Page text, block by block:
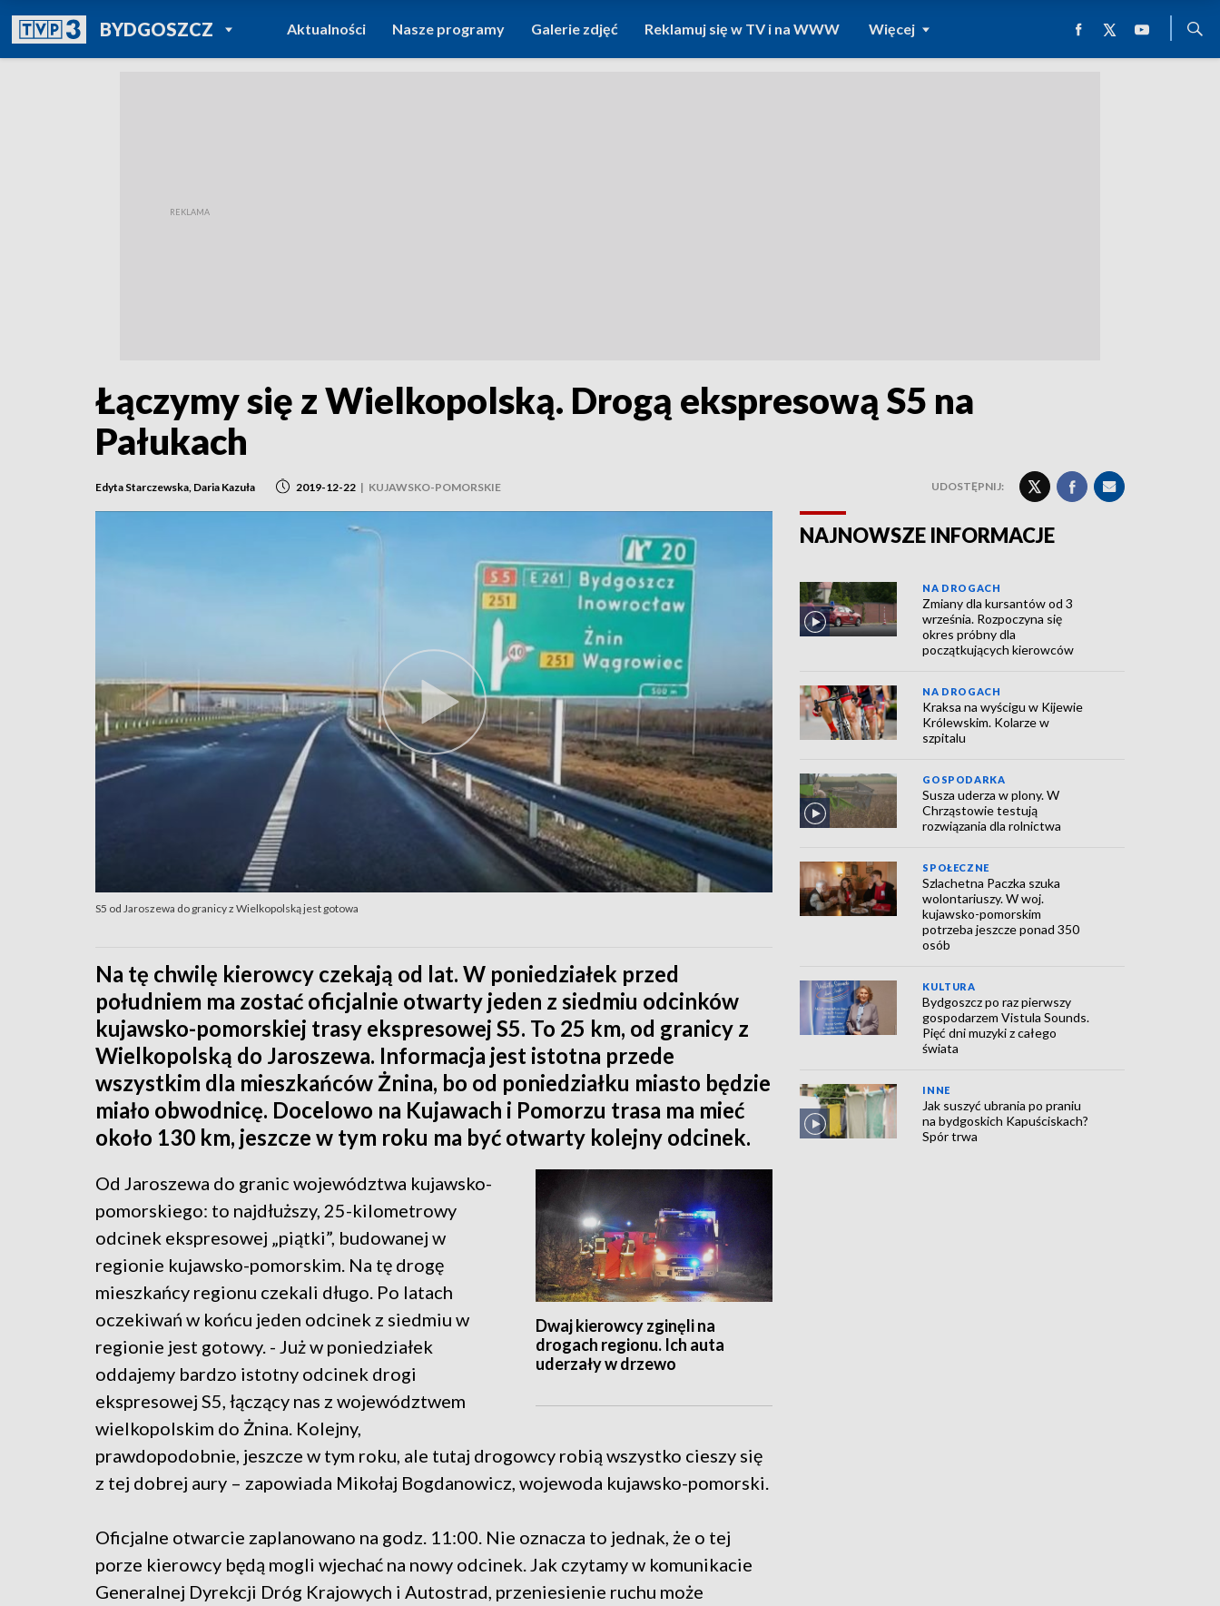
BYDGOSZCZPOWRÓT DO
TVP REGIONY
Aktualności Nasze programy Galerie zdjęć Reklamuj się w TV i na WWW Więcej
Łączymy się z Wielkopolską. Drogą ekspresową S5 na
Pałukach
Edyta Starczewska, Daria Kazuła 2019-12-22 | KUJAWSKO-POMORSKIE UDOSTĘPNIJ:
S5 od Jaroszewa do granicy z Wielkopolską jest gotowa
Na tę chwilę kierowcy czekają od lat. W poniedziałek przed
południem ma zostać oficjalnie otwarty jeden z siedmiu odcinków
kujawsko-pomorskiej trasy ekspresowej S5. To 25 km, od granicy z
Wielkopolską do Jaroszewa. Informacja jest istotna przede
wszystkim dla mieszkańców Żnina, bo od poniedziałku miasto będzie
miało obwodnicę. Docelowo na Kujawach i Pomorzu trasa ma mieć
około 130 km, jeszcze w tym roku ma być otwarty kolejny odcinek.
Dwaj kierowcy zginęli na
drogach regionu. Ich auta
uderzały w drzewo
Od Jaroszewa do granic województwa kujawsko-
pomorskiego: to najdłuższy, 25-kilometrowy
odcinek ekspresowej „piątki”, budowanej w
regionie kujawsko-pomorskim. Na tę drogę
mieszkańcy regionu czekali długo. Po latach
oczekiwań w końcu jeden odcinek z siedmiu w
regionie jest gotowy. - Już w poniedziałek
oddajemy bardzo istotny odcinek drogi
ekspresowej S5, łączący nas z województwem
wielkopolskim do Żnina. Kolejny,
prawdopodobnie, jeszcze w tym roku, ale tutaj drogowcy robią wszystko cieszy się
z tej dobrej aury – zapowiada Mikołaj Bogdanowicz, wojewoda kujawsko-pomorski.
Oficjalne otwarcie zaplanowano na godz. 11:00. Nie oznacza to jednak, że o tej
porze kierowcy będą mogli wjechać na nowy odcinek. Jak czytamy w komunikacie
Generalnej Dyrekcji Dróg Krajowych i Autostrad, przeniesienie ruchu może
NAJNOWSZE INFORMACJE
NA DROGACH
Zmiany dla kursantów od 3
września. Rozpoczyna się
okres próbny dla
początkujących kierowców
NA DROGACH
Kraksa na wyścigu w Kijewie
Królewskim. Kolarze w
szpitalu
GOSPODARKA
Susza uderza w plony. W
Chrząstowie testują
rozwiązania dla rolnictwa
SPOŁECZNE
Szlachetna Paczka szuka
wolontariuszy. W woj.
kujawsko-pomorskim
potrzeba jeszcze ponad 350
osób
KULTURA
Bydgoszcz po raz pierwszy
gospodarzem Vistula Sounds.
Pięć dni muzyki z całego
świata
INNE
Jak suszyć ubrania po praniu
na bydgoskich Kapuściskach?
Spór trwa